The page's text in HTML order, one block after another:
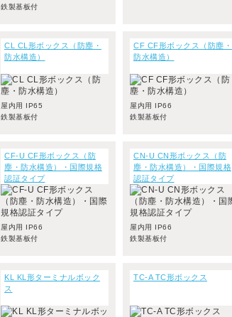
鉄製基板付
CL CL形ボックス（防塵・
防水構造）
屋内用 IP65
鉄製基板付
CF CF形ボックス（防塵・
防水構造）
屋内用 IP66
鉄製基板付
CF-U CF形ボックス（防
塵・防水構造）・国際規格
認証タイプ
屋内用 IP66
鉄製基板付
CN-U CN形ボックス（防
塵・防水構造）・国際規格
認証タイプ
屋内用 IP66
鉄製基板付
KL KL形ターミナルボック
ス
TC-A TC形ボックス